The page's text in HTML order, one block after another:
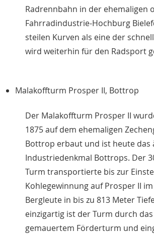
Radrennbahn in der ehemaligen
Fahrradindustrie-Hochburg
steilen Kurven als eine der
wird weiterhin für den Radsport
Malakoffturm Prosper II, Bottrop
Der Malakoffturm Prosper II
1875 auf dem ehemaligen
Bottrop erbaut und ist heute das
Industriedenkmal Bottrops. Der
Turm transportierte bis zur
Kohlegewinnung auf Prosper II im
Bergleute in bis zu 813 Meter
einzigartig ist der Turm durch
gemauertem Förderturm und